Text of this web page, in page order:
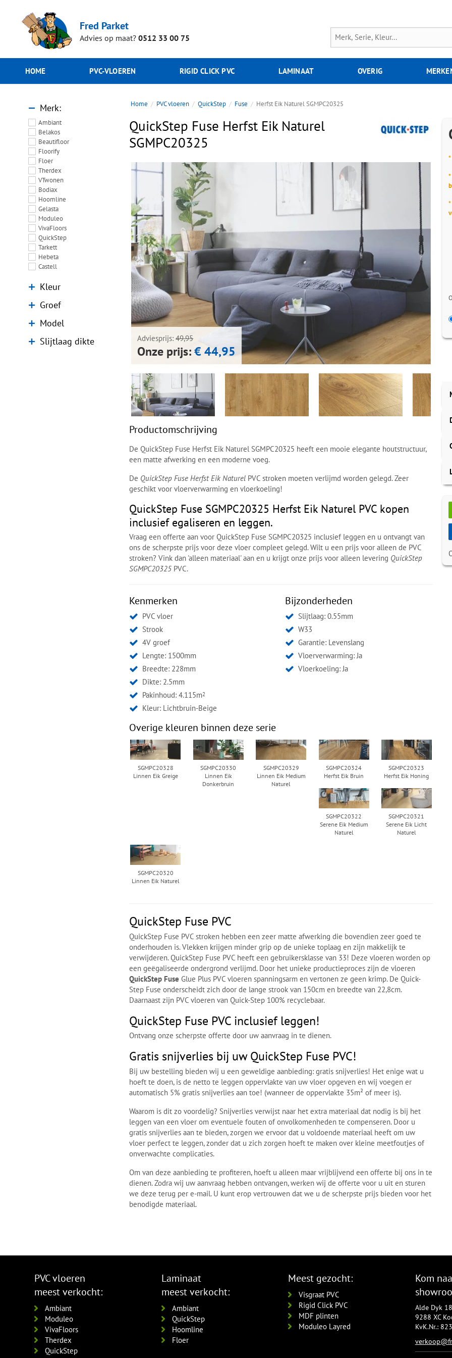
Fred Parket
Advies op maat? 0512 33 00 75
HOME PVC-VLOEREN RIGID CLICK PVC LAMINAAT OVERIG
Merk
Ambiant
Belakos
Beautifloor
Floorify
Floer
Therdex
VTwonen
Bodiax
Hoomline
Gelasta
Moduleo
VivaFloors
QuickStep
Tarkett
Hebeta
Castell
Kleur
Groef
Model
Slijtlaag dikte
Home PVC vloeren QuickStep Fuse Herfst Eik Naturel SGMPC20325
QuickStep Fuse Herfst Eik Naturel
SGMPC20325
Adviesprijs:49,95
Onze prijs: € 44,95
Productomschrijving
De QuickStep Fuse Herfst Eik Naturel SGMPC20325 heeft een mooie elegante houtstructuur,
een matte afwerking en een moderne voeg.
De QuickStep Fuse Herfst Eik Naturel PVC stroken moeten verlijmd worden gelegd. Zeer
geschikt voor vloerverwarming en vloerkoeling!
QuickStep Fuse SGMPC20325 Herfst Eik Naturel PVC kopen
inclusief egaliseren en leggen.
Vraag een offerte aan voor QuickStep Fuse SGMPC20325 inclusief leggen en u ontvangt van
ons de scherpste prijs voor deze vloer compleet gelegd. Wilt u een prijs voor alleen de PVC
stroken? Vink dan 'alleen materiaal' aan en u krijgt onze prijs voor alleen levering QuickStep
SGMPC20325 PVC.
Kenmerken
PVC vloer
Strook
4V groef
Lengte: 1500mm
Breedte: 228mm
Dikte: 2.5mm
Pakinhoud: 4.115m2
Kleur: Lichtbruin-Beige
Bijzonderheden
Slijtlaag: 0.55mm
W33
Garantie: Levenslang
Vloerverwarming: Ja
Vloerkoeling: Ja
Overige kleuren binnen deze serie
SGMPC20328
Linnen Eik Greige
SGMPC20330
Linnen Eik
Donkerbruin
SGMPC20329
Linnen Eik Medium
Naturel
SGMPC20324
Herfst Eik Bruin
SGMPC20323
Herfst Eik Honing
SGMPC20322
Serene Eik Medium
Naturel
SGMPC20321
Serene Eik Licht
Naturel
SGMPC20320
Linnen Eik Naturel
QuickStep Fuse PVC
QuickStep Fuse PVC stroken hebben een zeer matte afwerking die bovendien zeer goed te
onderhouden is. Vlekken krijgen minder grip op de unieke toplaag en zijn makkelijk te
verwijderen. QuickStep Fuse PVC heeft een gebruikersklasse van 33! Deze vloeren worden op
een geëgaliseerde ondergrond verlijmd. Door het unieke productieproces zijn de vloeren
QuickStep FuseGlue Plus PVC vloeren spanningsarm en vertonen ze geen krimp. De Quick-
Step Fuse onderscheidt zich door de lange strook van 150cm en breedte van 22,8cm.
Daarnaast zijn PVC vloeren van Quick-Step 100% recyclebaar.
QuickStep Fuse PVC inclusief leggen!
Ontvang onze scherpste offerte door uw aanvraag in te dienen.
Gratis snijverlies bij uw QuickStep Fuse PVC!
Bij uw bestelling bieden wij u een geweldige aanbieding: gratis snijverlies! Het enige wat u
hoeft te doen, is de netto te leggen oppervlakte van uw vloer opgeven en wij voegen er
automatisch 5% gratis snijverlies aan toe! (wanneer de oppervlakte 35m² of meer is).
Waarom is dit zo voordelig? Snijverlies verwijst naar het extra materiaal dat nodig is bij het
leggen van een vloer om eventuele fouten of onvolkomenheden te compenseren. Door u
gratis snijverlies aan te bieden, zorgen we ervoor dat u voldoende materiaal heeft om uw
vloer perfect te leggen, zonder dat u zich zorgen hoeft te maken over kleine meetfoutjes of
onverwachte complicaties.
Om van deze aanbieding te profiteren, hoeft u alleen maar vrijblijvend een offerte bij ons in te
dienen. Zodra wij uw aanvraag hebben ontvangen, werken wij de offerte voor u uit en sturen
we deze terug per e-mail. U kunt erop vertrouwen dat we u de scherpste prijs bieden voor het
benodigde materiaal.
PVC vloeren
meest verkocht:
Ambiant
Moduleo
VivaFloors
Therdex
QuickStep
Laminaat
meest verkocht:
Ambiant
QuickStep
Hoomline
Floer
Meest gezocht:
Visgraat PVC
Rigid Click PVC
MDF plinten
Moduleo Layred
Kom
Alde Dyk
9288 XC
KvK.Nr.: